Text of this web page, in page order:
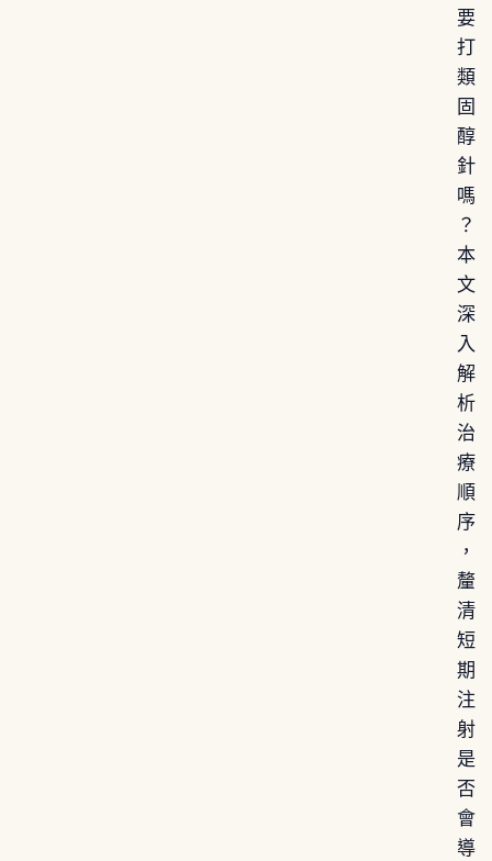
要
打
類
固
醇
針
嗎
？
本
文
深
入
解
析
治
療
順
序
，
釐
清
短
期
注
射
是
否
會
導